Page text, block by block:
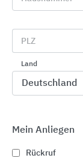
PLZ
Land
Mein Anliegen
Rückruf